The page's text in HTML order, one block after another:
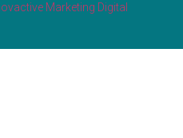
Marketing Digital